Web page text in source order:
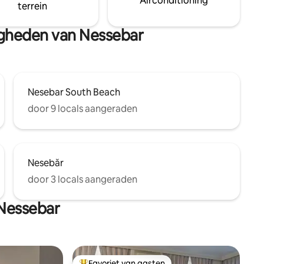
pergola en een parkeerplaats.
terrein
van Nessebar
Nesebar South Beach
door 9 locals aangeraden
Nesebăr
door 3 locals aangeraden